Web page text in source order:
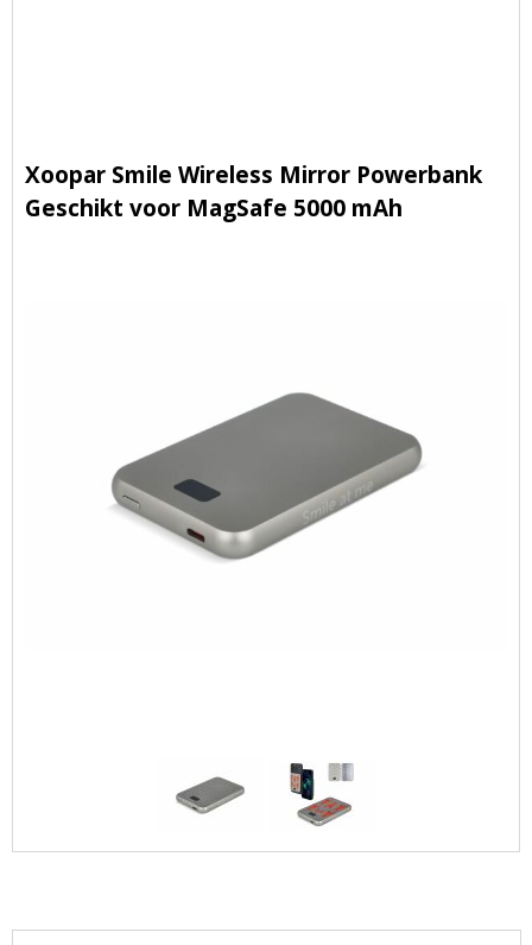
Xoopar Smile Wireless Mirror Powerbank
Geschikt voor MagSafe 5000 mAh